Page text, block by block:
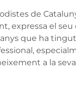
de
expressa el seu
que ha
a la